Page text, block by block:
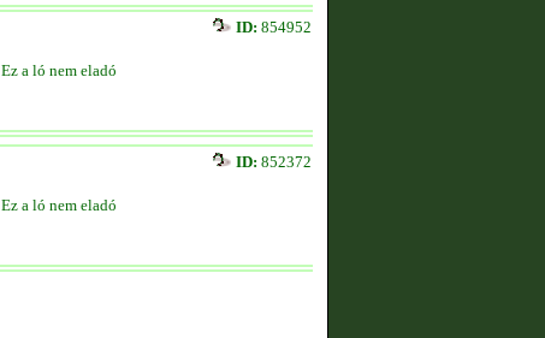
ID: 854952
Ez a ló nem eladó
ID: 852372
Ez a ló nem eladó